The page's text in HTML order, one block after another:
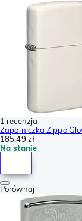
1 recenzja
Zapalniczka Zippo
185,49 zł
Na stanie
Porównaj